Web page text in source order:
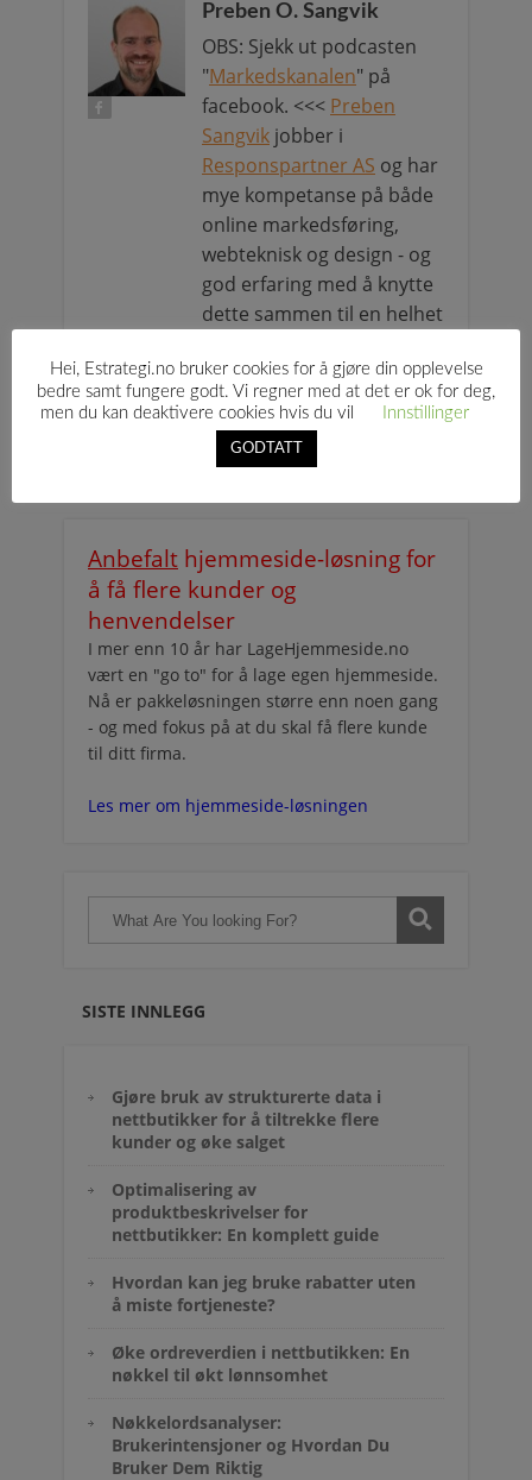
Preben O. Sangvik
OBS: Sjekk ut podcasten
"Markedskanalen" på
facebook. <<< Preben
Sangvik jobber i
Responspartner AS og har
mye kompetanse på både
online markedsføring,
webteknisk og design - og
god erfaring med å knytte
dette sammen til en helhet
Anbefalt hjemmeside-løsning for
å få flere kunder og
henvendelser
I mer enn 10 år har LageHjemmeside.no
vært en "go to" for å lage egen hjemmeside.
Nå er pakkeløsningen større enn noen gang
- og med fokus på at du skal få flere kunde
til ditt firma.
Les mer om hjemmeside-løsningen
SISTE INNLEGG
Gjøre bruk av strukturerte data i
nettbutikker for å tiltrekke flere
kunder og øke salget
Optimalisering av
produktbeskrivelser for
nettbutikker: En komplett guide
Hvordan kan jeg bruke rabatter uten
å miste fortjeneste?
Øke ordreverdien i nettbutikken: En
nøkkel til økt lønnsomhet
Nøkkelordsanalyser:
Brukerintensjoner og Hvordan Du
Bruker Dem Riktig
Hei, Estrategi.no bruker cookies for å gjøre din opplevelse
bedre samt fungere godt. Vi regner med at det er ok for deg,
men du kan deaktivere cookies hvis du vil
Innstillinger
GODTATT